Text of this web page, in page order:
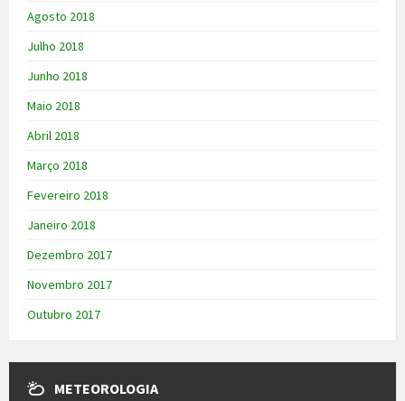
Agosto 2018
Julho 2018
Junho 2018
Maio 2018
Abril 2018
Março 2018
Fevereiro 2018
Janeiro 2018
Dezembro 2017
Novembro 2017
Outubro 2017
METEOROLOGIA